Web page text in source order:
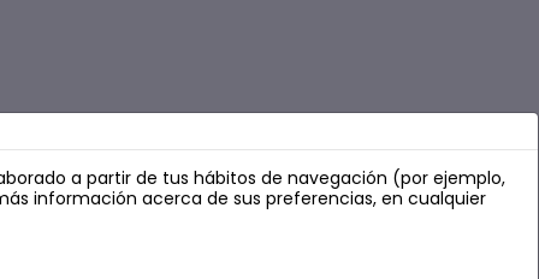
a partir de tus hábitos de navegación (por ejemplo,
información acerca de sus preferencias, en cualquier